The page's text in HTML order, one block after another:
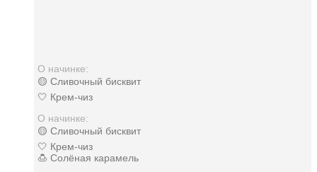
О начинке:
🟡 Сливочный бисквит
🤍 Крем-чиз
О начинке:
🟡 Сливочный бисквит
🤍 Крем-чиз
🍮 Солёная карамель